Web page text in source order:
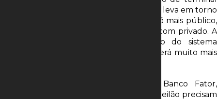
dentro de um porto organizado (público) leva em torno
de dois anos. “O gestor do porto não será mais público,
estabelecendo uma relação de privado com privado. A
capacidade de resposta de adaptação do sistema
portuário às necessidades da economia será muito mais
Para o diretor de infraestrutura do Banco Fator,
Ewerton Henriques, os concorrentes do leilão precisam